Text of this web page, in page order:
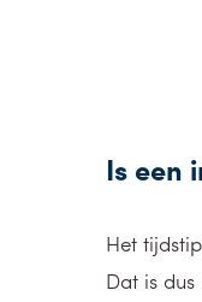
Is een
Het
Dat is